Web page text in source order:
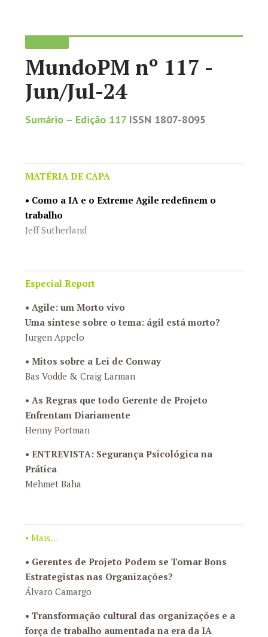
MundoPM nº 117 -
Jun/Jul-24
Sumário – Edição 117 ISSN 1807-8095
MATÉRIA DE CAPA
• Como a IA e o Extreme Agile redefinem o
trabalho
Jeff Sutherland
Especial Report
• Agile: um Morto vivo
Uma síntese sobre o tema: ágil está morto?
Jurgen Appelo
• Mitos sobre a Lei de Conway
Bas Vodde & Craig Larman
• As Regras que todo Gerente de Projeto
Enfrentam Diariamente
Henny Portman
• ENTREVISTA: Segurança Psicológica na
Prática
Mehmet Baha
• Mais…
• Gerentes de Projeto Podem se Tornar Bons
Estrategistas nas Organizações?
Álvaro Camargo
• Transformação cultural das organizações e a
força de trabalho aumentada na era da IA